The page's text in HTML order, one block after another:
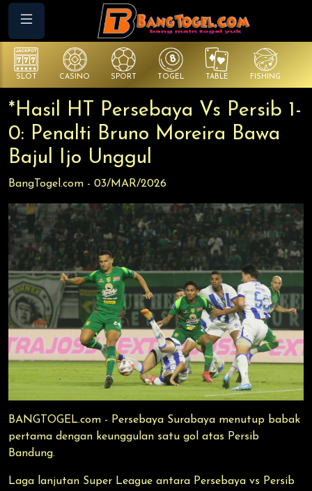
SLOT CASINO SPORT TOGEL TABLE FISHING
*Hasil HT Persebaya Vs Persib 1-
0: Penalti Bruno Moreira Bawa
Bajul Ijo Unggul
BangTogel.com - 03/MAR/2026
BANGTOGEL.com - Persebaya Surabaya menutup babak
pertama dengan keunggulan satu gol atas Persib
Bandung.
Laga lanjutan Super League antara Persebaya vs Persib